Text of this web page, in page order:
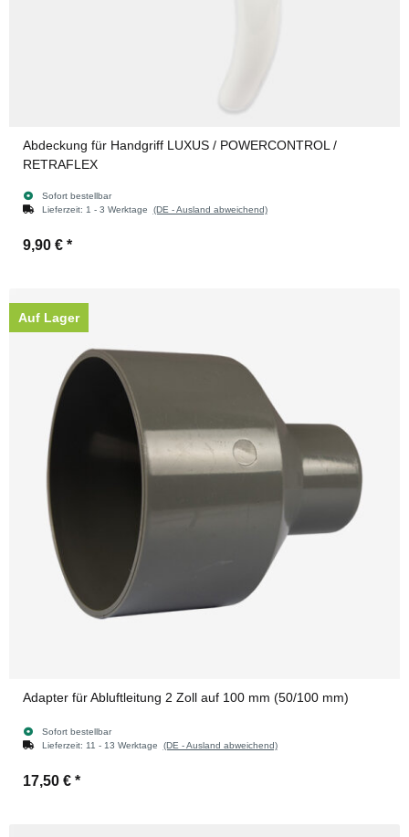
Abdeckung für Handgriff LUXUS / POWERCONTROL /
RETRAFLEX
Sofort bestellbar
Lieferzeit: 1 - 3 Werktage (DE - Ausland abweichend)
9,90 € *
Auf Lager
Adapter für Abluftleitung 2 Zoll auf 100 mm (50/100 mm)
Sofort bestellbar
Lieferzeit: 11 - 13 Werktage (DE - Ausland abweichend)
17,50 € *